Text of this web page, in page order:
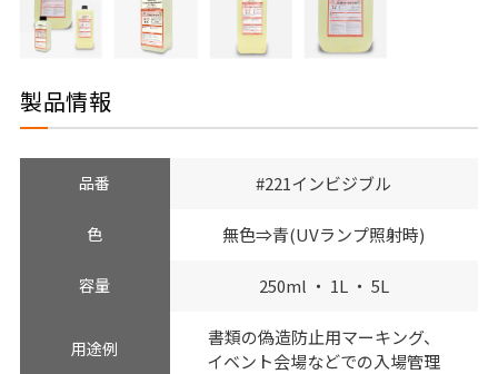
製品情報
品番 #221インビジブル
色 無色⇒青(UVランプ照射時)
容量 250ml ・ 1L ・ 5L
用途例
書類の偽造防止用マーキング、
イベント会場などでの入場管理